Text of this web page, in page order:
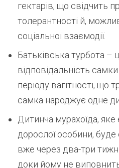
гектарів, що свідчить
толерантності й,
соціальної взаємодії.
Батьківська турбота –
відповідальність
періоду вагітності, що
самка народжує одне
Дитинча мурахоїда,
дорослої особини, буде
вже через два-три
доки йому не